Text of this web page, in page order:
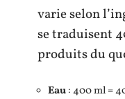
varie selon
se traduisent
produits du
Eau: 400 ml =